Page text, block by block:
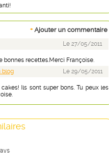
+ Ajouter un commentaire
Le 27/05/2011
bonnes recettes.Merci Françoise.
blog
Le 29/05/2011
Ils sont super bons. Tu peux les